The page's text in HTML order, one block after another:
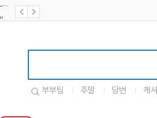
부부팀 주말 당번 캐셔